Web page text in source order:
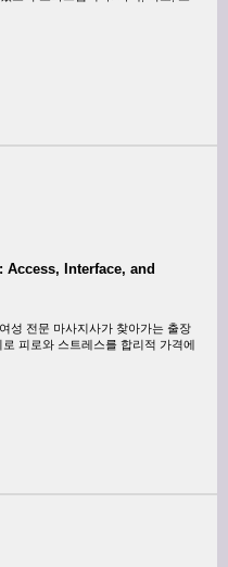
Access, Interface, and
성 전문 마사지사가 찾아가는 출장
피로와 스트레스를 합리적 가격에